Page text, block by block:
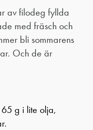
av filodeg fyllda
med fräsch och
bli sommarens
Och de är
g i lite olja,